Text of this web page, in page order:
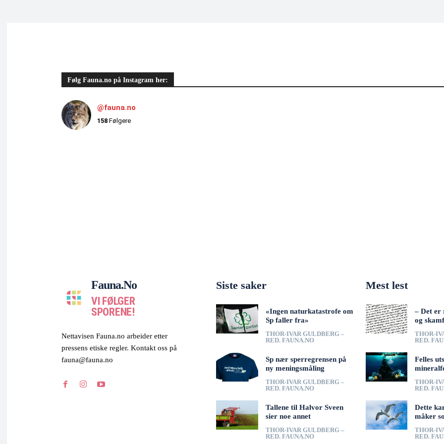
Følg Fauna.no på Instagram her:
@fauna.no
158 Følgere
Fauna.no
VI FØLGER
SPORENE!
Nettavisen Fauna.no arbeider etter
pressens etiske regler. Kontakt oss på
fauna@fauna.no
Siste saker
«Ingen naturkatastrofe om
Sp faller fra»
THOR-IVAR GULDBERG –
RED. FAUNA.NO
Sp nær sperregrensen på
ny meningsmåling
THOR-IVAR GULDBERG –
RED. FAUNA.NO
Tallene til Halvor Sveen
sier noe annet
THOR-IVAR GULDBERG –
RED. FAUNA.NO
Mest lest
– Det er
og
THOR-
RED.
Felles
THOR-
RED.
Dette
måker
THOR-
RED.